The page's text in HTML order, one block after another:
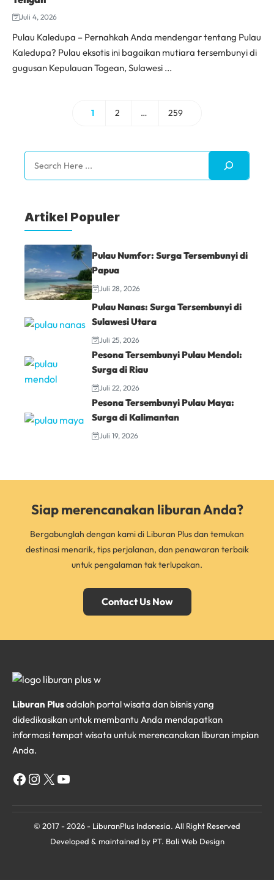
Juli 4, 2026
Pulau Kaledupa – Pernahkah Anda mendengar tentang Pulau
Kaledupa? Pulau eksotis ini bagaikan mutiara tersembunyi di
gugusan Kepulauan Togean, Sulawesi ...
Halaman
1 Halaman
2 … Halaman
259
Artikel Populer
Pulau Numfor: Surga Tersembunyi di
Papua
Juli 28, 2026
Pulau Nanas: Surga Tersembunyi di
Sulawesi Utara
Juli 25, 2026
Pesona Tersembunyi Pulau Mendol:
Surga di Riau
Juli 22, 2026
Pesona Tersembunyi Pulau Maya:
Surga di Kalimantan
Juli 19, 2026
Siap merencanakan liburan Anda?
Bergabunglah dengan kami di Liburan Plus dan temukan
destinasi menarik, tips perjalanan, dan penawaran terbaik
untuk pengalaman tak terlupakan.
Contact Us Now
Liburan Plusadalah portal wisata dan bisnis yang
didedikasikan untuk membantu Anda mendapatkan
informasi tempat wisata untuk merencanakan liburan impian
Anda.
Facebook
Instagram
X YouTube
© 2017 - 2026 - LiburanPlus Indonesia. All Right Reserved
Developed & maintained by PT. Bali Web Design